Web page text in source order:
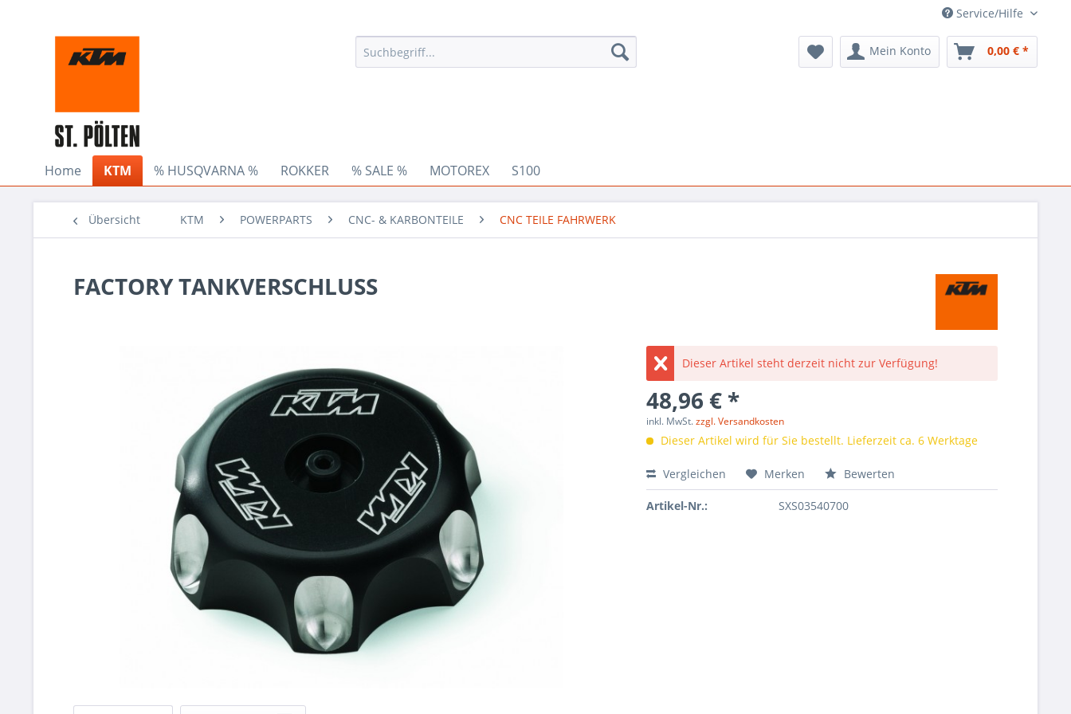
Service/Hilfe
Mein Konto 0,00 € *
Home KTM % HUSQVARNA % ROKKER % SALE % MOTOREX S100
Übersicht KTM POWERPARTS CNC- & KARBONTEILE CNC TEILE FAHRWERK
FACTORY TANKVERSCHLUSS
Dieser Artikel steht derzeit nicht zur Verfügung!
48,96 € *
inkl. MwSt.zzgl. Versandkosten
Dieser Artikel wird für Sie bestellt. Lieferzeit ca. 6 Werktage
Vergleichen Merken Bewerten
Artikel-Nr.: SXS03540700